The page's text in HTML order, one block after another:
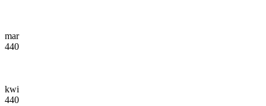
mar
440
kwi
440